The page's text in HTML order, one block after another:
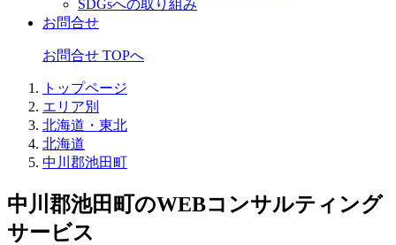
SDGsへの取り組み
お問合せ
お問合せ TOPへ
トップページ
エリア別
北海道・東北
北海道
中川郡池田町
中川郡池田町のWEBコンサルティング
サービス